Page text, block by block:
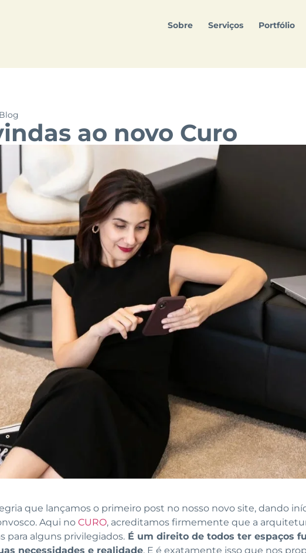
Sobre Serviços Portfólio
Blog
ao novo Curo
que lançamos o primeiro post no nosso novo site, dando
Aqui no CURO, acreditamos firmemente que a
para alguns privilegiados. É um direito de todos ter espaços
necessidades e realidade. E é exatamente isso que nos